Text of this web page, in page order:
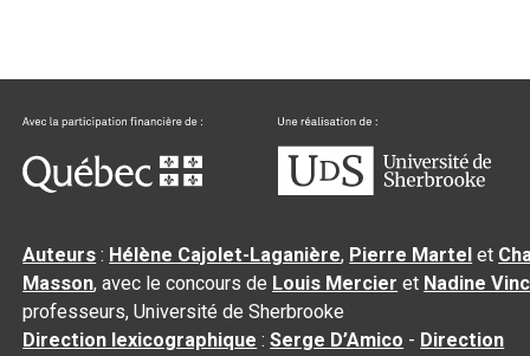
Auteurs : Hélène Cajolet-Laganière, Pierre Martel et
Masson, avec le concours de Louis Mercier et Nadine
professeurs, Université de Sherbrooke
Direction lexicographique :Serge D’Amico - Direction